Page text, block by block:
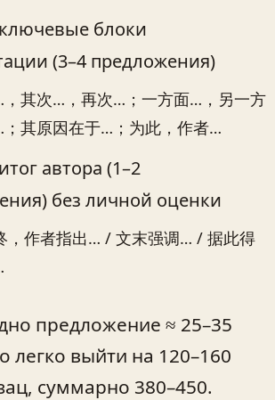
блоки
(3–4 предложения)
其次…，再次…；一方面…，另一方
其原因在于…；为此，作者…
автора (1–2
без личной оценки
，作者指出… / 文末强调… / 据此得
предложение ≈ 25–35
легко выйти на 120–160
суммарно 380–450.